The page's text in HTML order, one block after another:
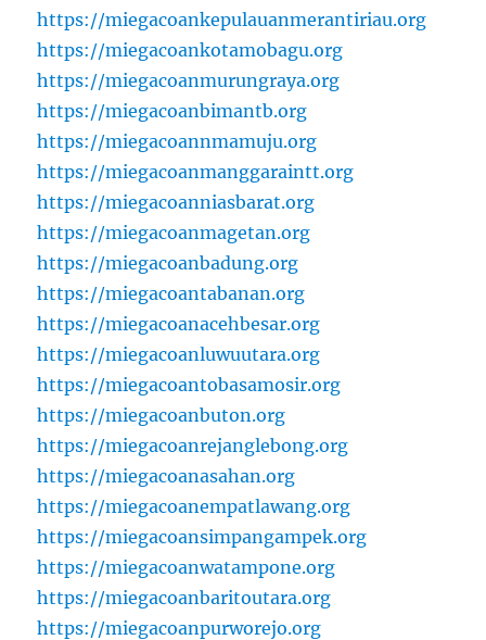
https://miegacoankepulauanmerantiriau.org
https://miegacoankotamobagu.org
https://miegacoanmurungraya.org
https://miegacoanbimantb.org
https://miegacoannmamuju.org
https://miegacoanmanggaraintt.org
https://miegacoanniasbarat.org
https://miegacoanmagetan.org
https://miegacoanbadung.org
https://miegacoantabanan.org
https://miegacoanacehbesar.org
https://miegacoanluwuutara.org
https://miegacoantobasamosir.org
https://miegacoanbuton.org
https://miegacoanrejanglebong.org
https://miegacoanasahan.org
https://miegacoanempatlawang.org
https://miegacoansimpangampek.org
https://miegacoanwatampone.org
https://miegacoanbaritoutara.org
https://miegacoanpurworejo.org